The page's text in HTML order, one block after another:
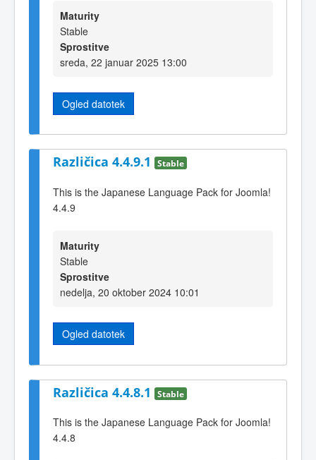
Maturity
Stable
Sprostitve
sreda, 22 januar 2025 13:00
Ogled datotek
Različica 4.4.9.1 Stable
This is the Japanese Language Pack for Joomla!
4.4.9
Maturity
Stable
Sprostitve
nedelja, 20 oktober 2024 10:01
Ogled datotek
Različica 4.4.8.1 Stable
This is the Japanese Language Pack for Joomla!
4.4.8